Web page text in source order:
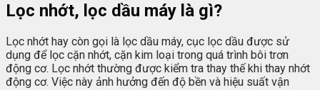
Lọc nhớt, lọc dầu máy là gì?
Lọc nhớt hay còn gọi là lọc dầu máy, cục lọc dầu được sử
dụng để lọc cặn nhớt, cặn kim loại trong quá trình bôi trơn
động cơ. Lọc nhớt thường được kiểm tra thay thế khi thay nhớt
động cơ. Việc này ảnh hưởng đến độ bền và hiệu suất vận